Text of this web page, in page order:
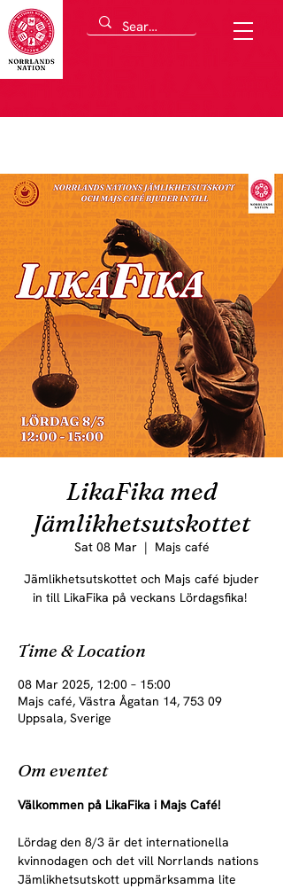
LikaFika med
Jämlikhetsutskottet
Sat 08 Mar
  |
Majs café
Jämlikhetsutskottet och Majs café bjuder
in till LikaFika på veckans Lördagsfika!
Time & Location
08 Mar 2025, 12:00 – 15:00
Majs café, Västra Ågatan 14, 753 09
Uppsala, Sverige
Om eventet
Välkommen på LikaFika i Majs Café!
Lördag den 8/3 är det internationella
kvinnodagen och det vill Norrlands nations
Jämlikhetsutskott uppmärksamma lite